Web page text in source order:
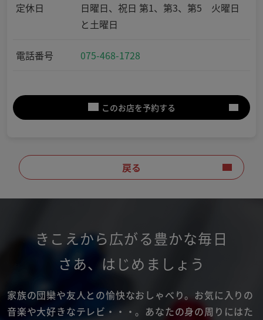
定休日
日曜日、祝日 第1、第3、第5 火曜日
と土曜日
電話番号 075-468-1728
このお店を予約する
戻る
きこえから広がる豊かな毎日
さあ、 はじめましょう
家族の団欒や友人との愉快なおしゃべり。 お気に入りの
音楽や大好きなテレビ・・・。 あなたの身の周りにはた